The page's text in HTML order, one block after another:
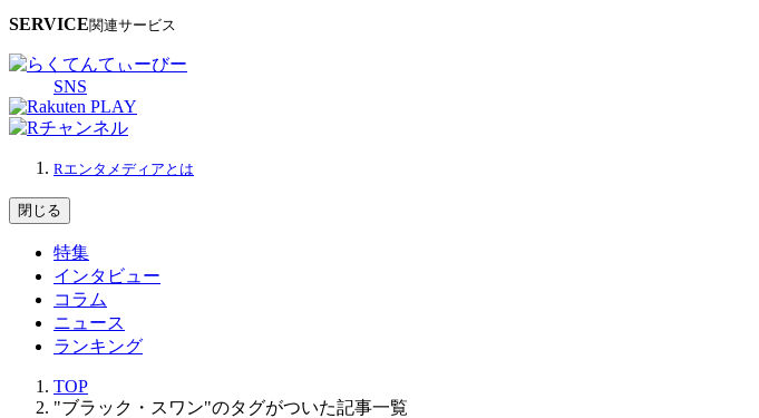
SERVICE関連サービス
SNS
Rエンタメディアとは
閉じる
特集
インタビュー
コラム
ニュース
ランキング
TOP
"ブラック・スワン"のタグがついた記事一覧